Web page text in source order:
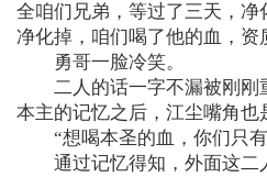
全咱们兄弟，等过了三天，净
净化掉，咱们喝了他的血，资
勇哥一脸冷笑。
二人的话一字不漏被刚刚
本主的记忆之后，江尘嘴角也
“想喝本圣的血，你们只有
通过记忆得知，外面这二